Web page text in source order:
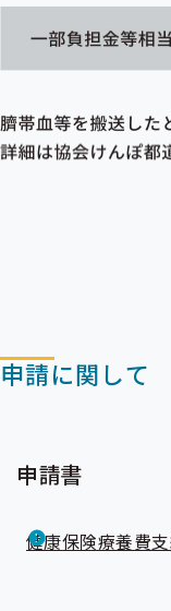
申請に関して
申請書
健康保険療養費